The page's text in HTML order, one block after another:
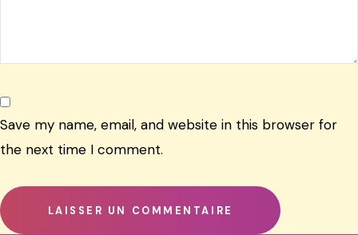
Save my name, email, and website in this browser for
the next time I comment.